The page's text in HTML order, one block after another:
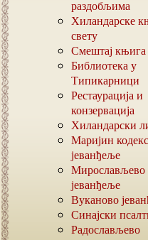
раздобљима
Хиландарске
свету
Смештај књига
Библиотека у
Типикарници
Рестаурација и
конзервација
Хиландарски
Маријин
јеванђеље
Мирослављево
јеванђеље
Вуканово
Синајски
Радослављево